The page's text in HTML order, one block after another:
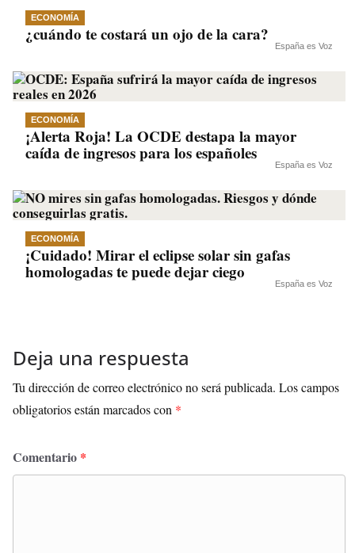
ECONOMÍA
¿cuándo te costará un ojo de la cara?
España es Voz
ECONOMÍA
¡Alerta Roja! La OCDE destapa la mayor
caída de ingresos para los españoles
España es Voz
ECONOMÍA
¡Cuidado! Mirar el eclipse solar sin gafas
homologadas te puede dejar ciego
España es Voz
Deja una respuesta
Tu dirección de correo electrónico no será publicada. Los campos
obligatorios están marcados con *
Comentario *